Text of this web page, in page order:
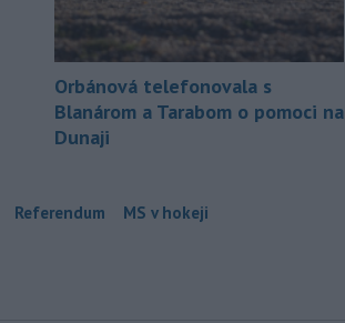
Orbánová telefonovala s
Blanárom a Tarabom o pomoci na
Dunaji
Referendum MS v hokeji